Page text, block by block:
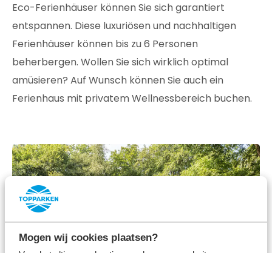
Mogen wij cookies plaatsen?
Eco-Ferienhäuser können Sie sich garantiert
entspannen. Diese luxuriösen und nachhaltigen
Ferienhäuser können bis zu 6 Personen
beherbergen. Wollen Sie sich wirklich optimal
amüsieren? Auf Wunsch können Sie auch ein
Ferienhaus mit privatem Wellnessbereich buchen.